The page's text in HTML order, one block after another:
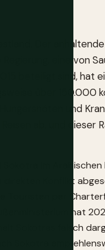
Der
eine von
beteiligt sind, hat
über 150.000
und
ab, und dieser
im
direkten Konflikt
Touristen per
hat
Sokotras falsch
Sokotra